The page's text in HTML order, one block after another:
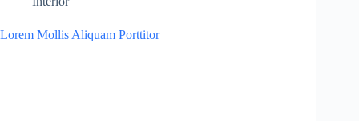
bo
ok
to
do
Lorem Mollis Aliquam Porttitor